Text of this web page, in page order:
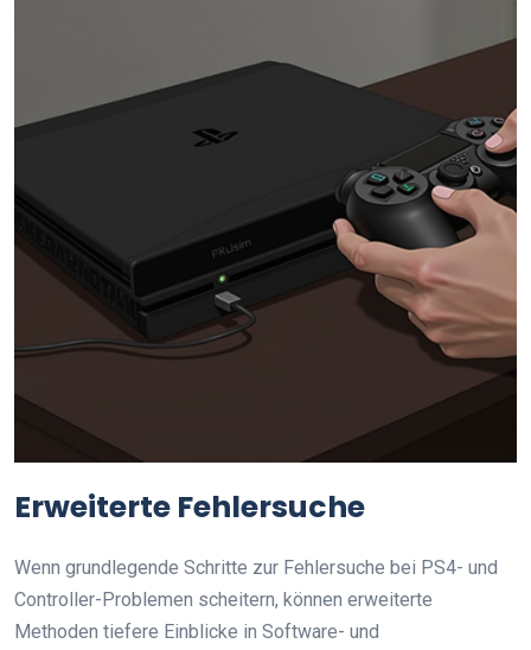
Erweiterte Fehlersuche
Wenn grundlegende Schritte zur Fehlersuche bei PS4- und
Controller-Problemen scheitern, können erweiterte
Methoden tiefere Einblicke in Software- und